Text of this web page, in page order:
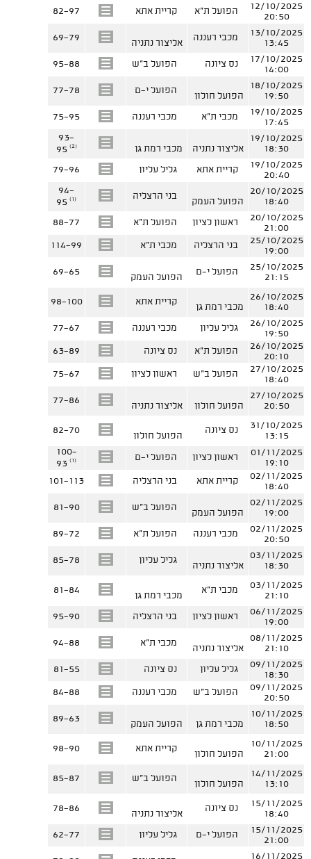
12/10/2025
20:50
הפועל ת"א קריית אתא 82-97
13/10/2025
13:45
מכבי רעננה
אליצור נתניה
69-79
17/10/2025
14:00
נס ציונה הפועל ב"ש 95-88
18/10/2025
19:50
הפועל חולון
הפועל י-ם 77-78
19/10/2025
17:45
מכבי ת"א מכבי רעננה 75-95
19/10/2025
18:30
אליצור נתניה מכבי רמת גן
93-
95 (2)
19/10/2025
20:40
קריית אתא גליל עליון 79-96
20/10/2025
18:40
הפועל העמק
בני הרצליה
94-
95(1)
20/10/2025
21:00
ראשון לציון הפועל ת"א
88-77
25/10/2025
19:00
בני הרצליה מכבי ת"א 114-99
25/10/2025
21:15
הפועל י-ם
הפועל העמק
69-65
26/10/2025
18:40
מכבי רמת גן
קריית אתא 98-100
26/10/2025
19:50
גליל עליון מכבי רעננה
77-67
26/10/2025
20:10
הפועל ת"א נס ציונה
63-89
27/10/2025
18:40
הפועל ב"ש ראשון לציון 75-67
27/10/2025
20:50
הפועל חולון אליצור נתניה
77-86
31/10/2025
13:15
נס ציונה
הפועל חולון
82-70
01/11/2025
19:10
ראשון לציון הפועל י-ם
100-
93(1)
02/11/2025
18:40
קריית אתא בני הרצליה 101-113
02/11/2025
19:00
הפועל העמק
הפועל ב"ש 81-90
02/11/2025
20:50
מכבי רעננה הפועל ת"א 89-72
03/11/2025
18:30
אליצור נתניה
גליל עליון 85-78
03/11/2025
21:10
מכבי ת"א
מכבי רמת גן
81-84
06/11/2025
19:00
ראשון לציון בני הרצליה 95-90
08/11/2025
21:10
אליצור נתניה
מכבי ת"א 94-88
09/11/2025
18:30
גליל עליון נס ציונה
81-55
09/11/2025
20:50
הפועל ב"ש מכבי רעננה 84-88
10/11/2025
18:50
מכבי רמת גן הפועל העמק
89-63
10/11/2025
21:00
הפועל חולון
קריית אתא 98-90
14/11/2025
13:10
הפועל חולון
הפועל ב"ש 85-87
15/11/2025
18:40
נס ציונה
אליצור נתניה
78-86
15/11/2025
21:00
הפועל י-ם גליל עליון 62-77
16/11/2025